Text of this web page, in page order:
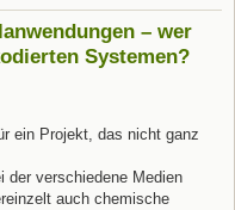
– wer
Systemen?
ein Projekt, das nicht ganz
der verschiedene Medien
auch chemische